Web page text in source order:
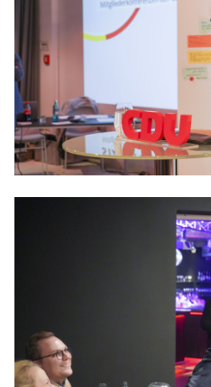
VEREINIGUNGEN UND
IM
IN DER
IM
IM
WICHTIGE BESCHLÜSSE
75 JAHRE CDU